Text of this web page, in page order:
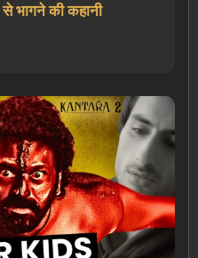
भागने की कहानी